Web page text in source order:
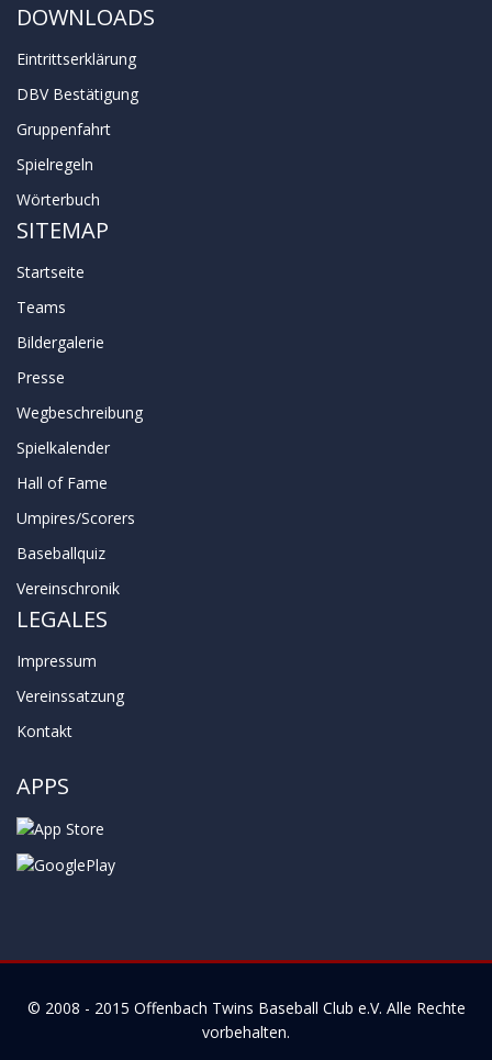
DOWNLOADS
Eintrittserklärung
DBV Bestätigung
Gruppenfahrt
Spielregeln
Wörterbuch
SITEMAP
Startseite
Teams
Bildergalerie
Presse
Wegbeschreibung
Spielkalender
Hall of Fame
Umpires/Scorers
Baseballquiz
Vereinschronik
LEGALES
Impressum
Vereinssatzung
Kontakt
APPS
© 2008 - 2015 Offenbach Twins Baseball Club e.V. Alle Rechte
vorbehalten.